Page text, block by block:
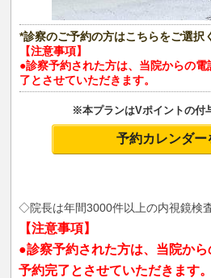
*診察のご予約の方はこちらをご選択
【注意事項】
●診察予約された方は、当院からの
了とさせていただきます。
※本プランはVポイントの付
予約カレンダー
◇院長は年間3000件以上の内視鏡検
【注意事項】
●診察予約された方は、当院から
予約完了とさせていただきます。